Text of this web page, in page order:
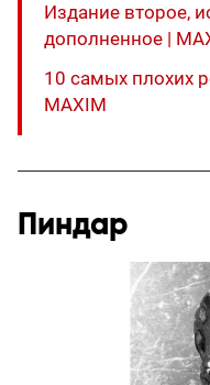
Издание второе,
дополненное |
10 самых плохих
MAXIM
Пиндар